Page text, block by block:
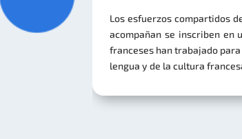
Los esfuerzos compartidos
acompañan se inscriben en
franceses han trabajado
lengua y de la cultura